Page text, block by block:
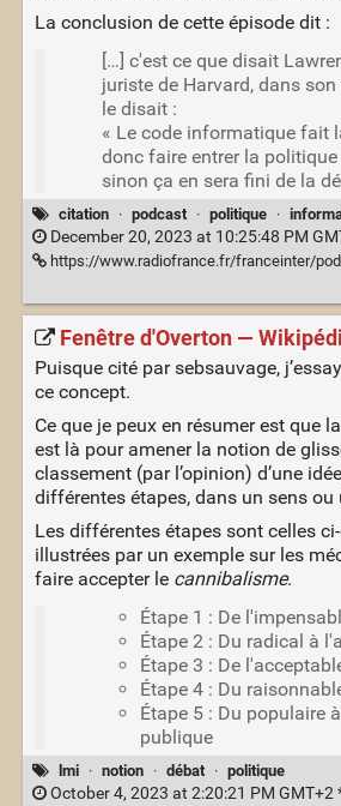
La conclusion de cette épisode dit :
[…] c'est ce que disait
juriste de Harvard, dans son
le disait :
« Le code informatique fait
donc faire entrer la politique
sinon ça en sera fini de la
citation · podcast · politique ·
December 20, 2023 at 10:25:48 PM
https://www.radiofrance.fr/franceinter/podcasts/le-
Fenêtre d'Overton —
Puisque cité par sebsauvage,
ce concept.
Ce que je peux en résumer est que
est là pour amener la notion de
classement (par l’opinion) d’une
différentes étapes, dans un sens ou
Les différentes étapes sont celles
illustrées par un exemple sur les
faire accepter le cannibalisme.
Étape 1 : De
Étape 2 : Du radical à
Étape 3 : De
Étape 4 : Du
Étape 5 : Du populaire
publique
lmi · notion · débat · politique
October 4, 2023 at 2:20:21 PM GMT+2